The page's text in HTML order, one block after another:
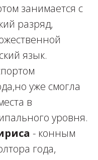
занимается с
разряд,
язык.
уже смогла
в
уровня.
- конным
года,